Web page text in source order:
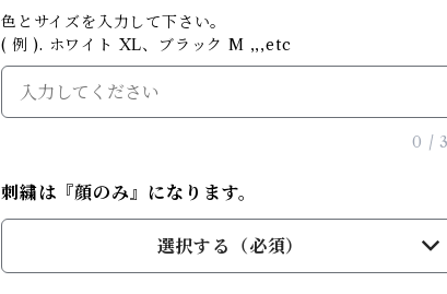
色とサイズを入力して下さい。
( 例 ). ホワイト XL、ブラック M ,,,etc
0 /
刺繍は『顔のみ』になります。
選択する（必須）